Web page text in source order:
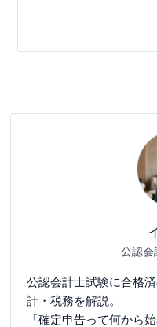
公認会
公認会計士試験に合格
計・税務を解説。
「確定申告って何から